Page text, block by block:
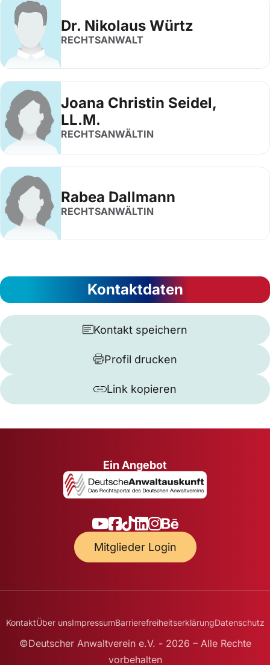
Dr. Nikolaus Würtz
RECHTSANWALT
Joana Christin Seidel,
LL.M.
RECHTSANWÄLTIN
Rabea Dallmann
RECHTSANWÄLTIN
Kontaktdaten
Kontakt speichern
Profil drucken
Link kopieren
Ein Angebot
Mitglieder Login
KontaktÜber unsImpressumBarrierefreiheitserklärungDatenschutz
©Deutscher Anwaltverein e.V. - 2026 – Alle Rechte
vorbehalten